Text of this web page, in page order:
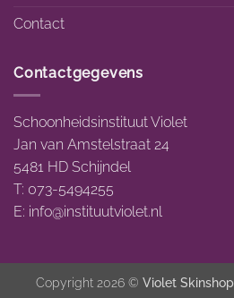
Contact
Contactgegevens
Schoonheidsinstituut Violet
Jan van Amstelstraat 24
5481 HD Schijndel
T: 073-5494255
E: info@instituutviolet.nl
Copyright 2026 © Violet Skinshop